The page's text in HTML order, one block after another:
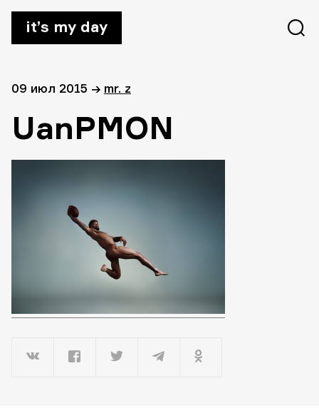
it’s my day
09 июл 2015 → mr. z
UanPMON